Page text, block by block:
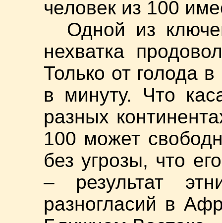
человек из 100
Одной из
нехватка
Только от голода
в минуту. Что
разных
100 может
без угрозы, что
– результат
разногласий в